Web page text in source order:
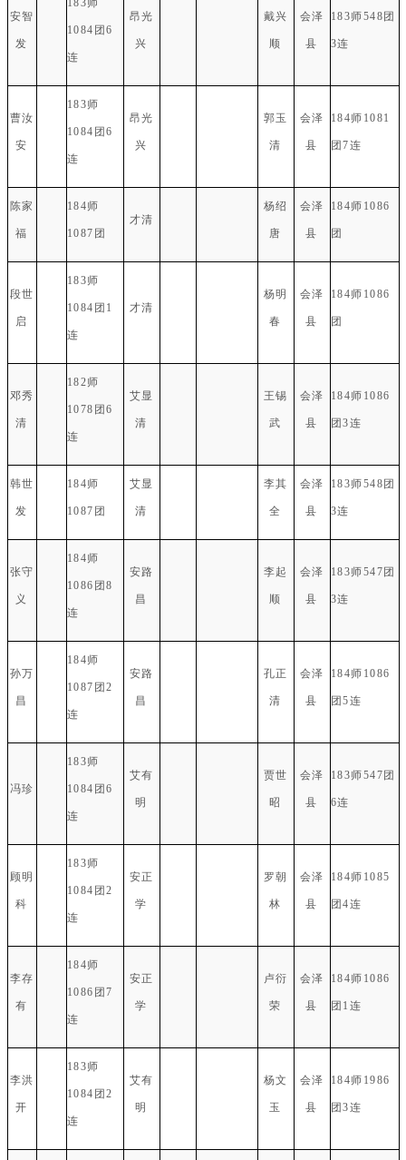
安智
发
1084团6
连
昂光
兴
戴兴
顺
会泽
县
183师548团
3连
曹汝
安
183师
1084团6
连
昂光
兴
郭玉
清
会泽
县
184师1081
团7连
陈家
福
184师
1087团
才清
杨绍
唐
会泽
县
184师1086
团
段世
启
183师
1084团1
连
才清
杨明
春
会泽
县
184师1086
团
邓秀
清
182师
1078团6
连
艾显
清
王锡
武
会泽
县
184师1086
团3连
韩世
发
184师
1087团
艾显
清
李其
全
会泽
县
183师548团
3连
张守
义
184师
1086团8
连
安路
昌
李起
顺
会泽
县
183师547团
3连
孙万
昌
184师
1087团2
连
安路
昌
孔正
清
会泽
县
184师1086
团5连
冯珍
183师
1084团6
连
艾有
明
贾世
昭
会泽
县
183师547团
6连
顾明
科
183师
1084团2
连
安正
学
罗朝
林
会泽
县
184师1085
团4连
李存
有
184师
1086团7
连
安正
学
卢衍
荣
会泽
县
184师1086
团1连
李洪
开
183师
1084团2
连
艾有
明
杨文
玉
会泽
县
184师1986
团3连